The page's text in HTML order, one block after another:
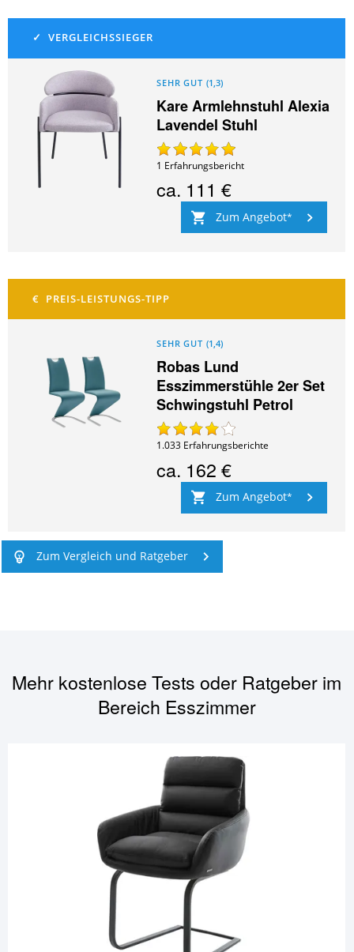
SEHR GUT (1,3)
Kare Armlehnstuhl Alexia
Lavendel Stuhl
1 Erfahrungsbericht
ca. 111 €
Zum Angebot
SEHR GUT (1,4)
Robas Lund
Esszimmerstühle 2er Set
Schwingstuhl Petrol
1.033 Erfahrungsberichte
ca. 162 €
Zum Angebot
Zum Vergleich und Ratgeber
Mehr kostenlose Tests oder Ratgeber im
Bereich Esszimmer